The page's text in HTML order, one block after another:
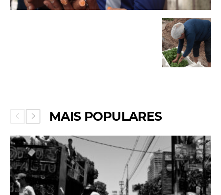
MAIS POPULARES